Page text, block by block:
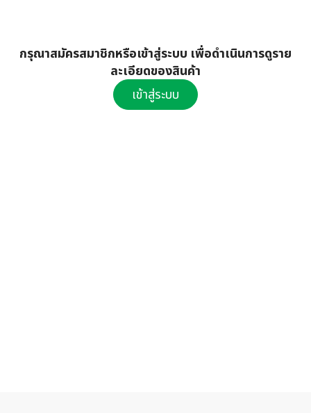
กรุณาสมัครสมาชิกหรือเข้าสู่ระบบ เพื่อดำเนินการดูราย
ละเอียดของสินค้า
เข้าสู่ระบบ